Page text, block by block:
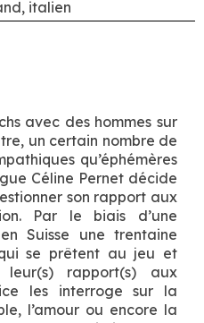
italien
avec des hommes sur
un certain nombre de
qu’éphémères
Céline Pernet décide
son rapport aux
Par le biais d’une
Suisse une trentaine
se prêtent au jeu et
rapport(s) aux
les interroge sur la
l’amour ou encore la